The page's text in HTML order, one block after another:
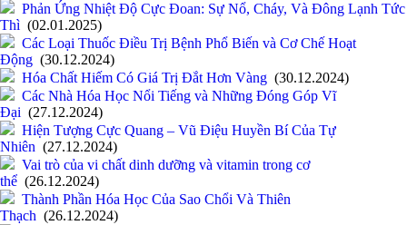
Phản Ứng Nhiệt Độ Cực Đoan: Sự Nổ, Cháy, Và Đông Lạnh Tức
Thì (02.01.2025)
Các Loại Thuốc Điều Trị Bệnh Phổ Biến và Cơ Chế Hoạt
Động (30.12.2024)
Hóa Chất Hiếm Có Giá Trị Đắt Hơn Vàng (30.12.2024)
Các Nhà Hóa Học Nổi Tiếng và Những Đóng Góp Vĩ
Đại (27.12.2024)
Hiện Tượng Cực Quang – Vũ Điệu Huyền Bí Của Tự
Nhiên (27.12.2024)
Vai trò của vi chất dinh dưỡng và vitamin trong cơ
thể (26.12.2024)
Thành Phần Hóa Học Của Sao Chổi Và Thiên
Thạch (26.12.2024)